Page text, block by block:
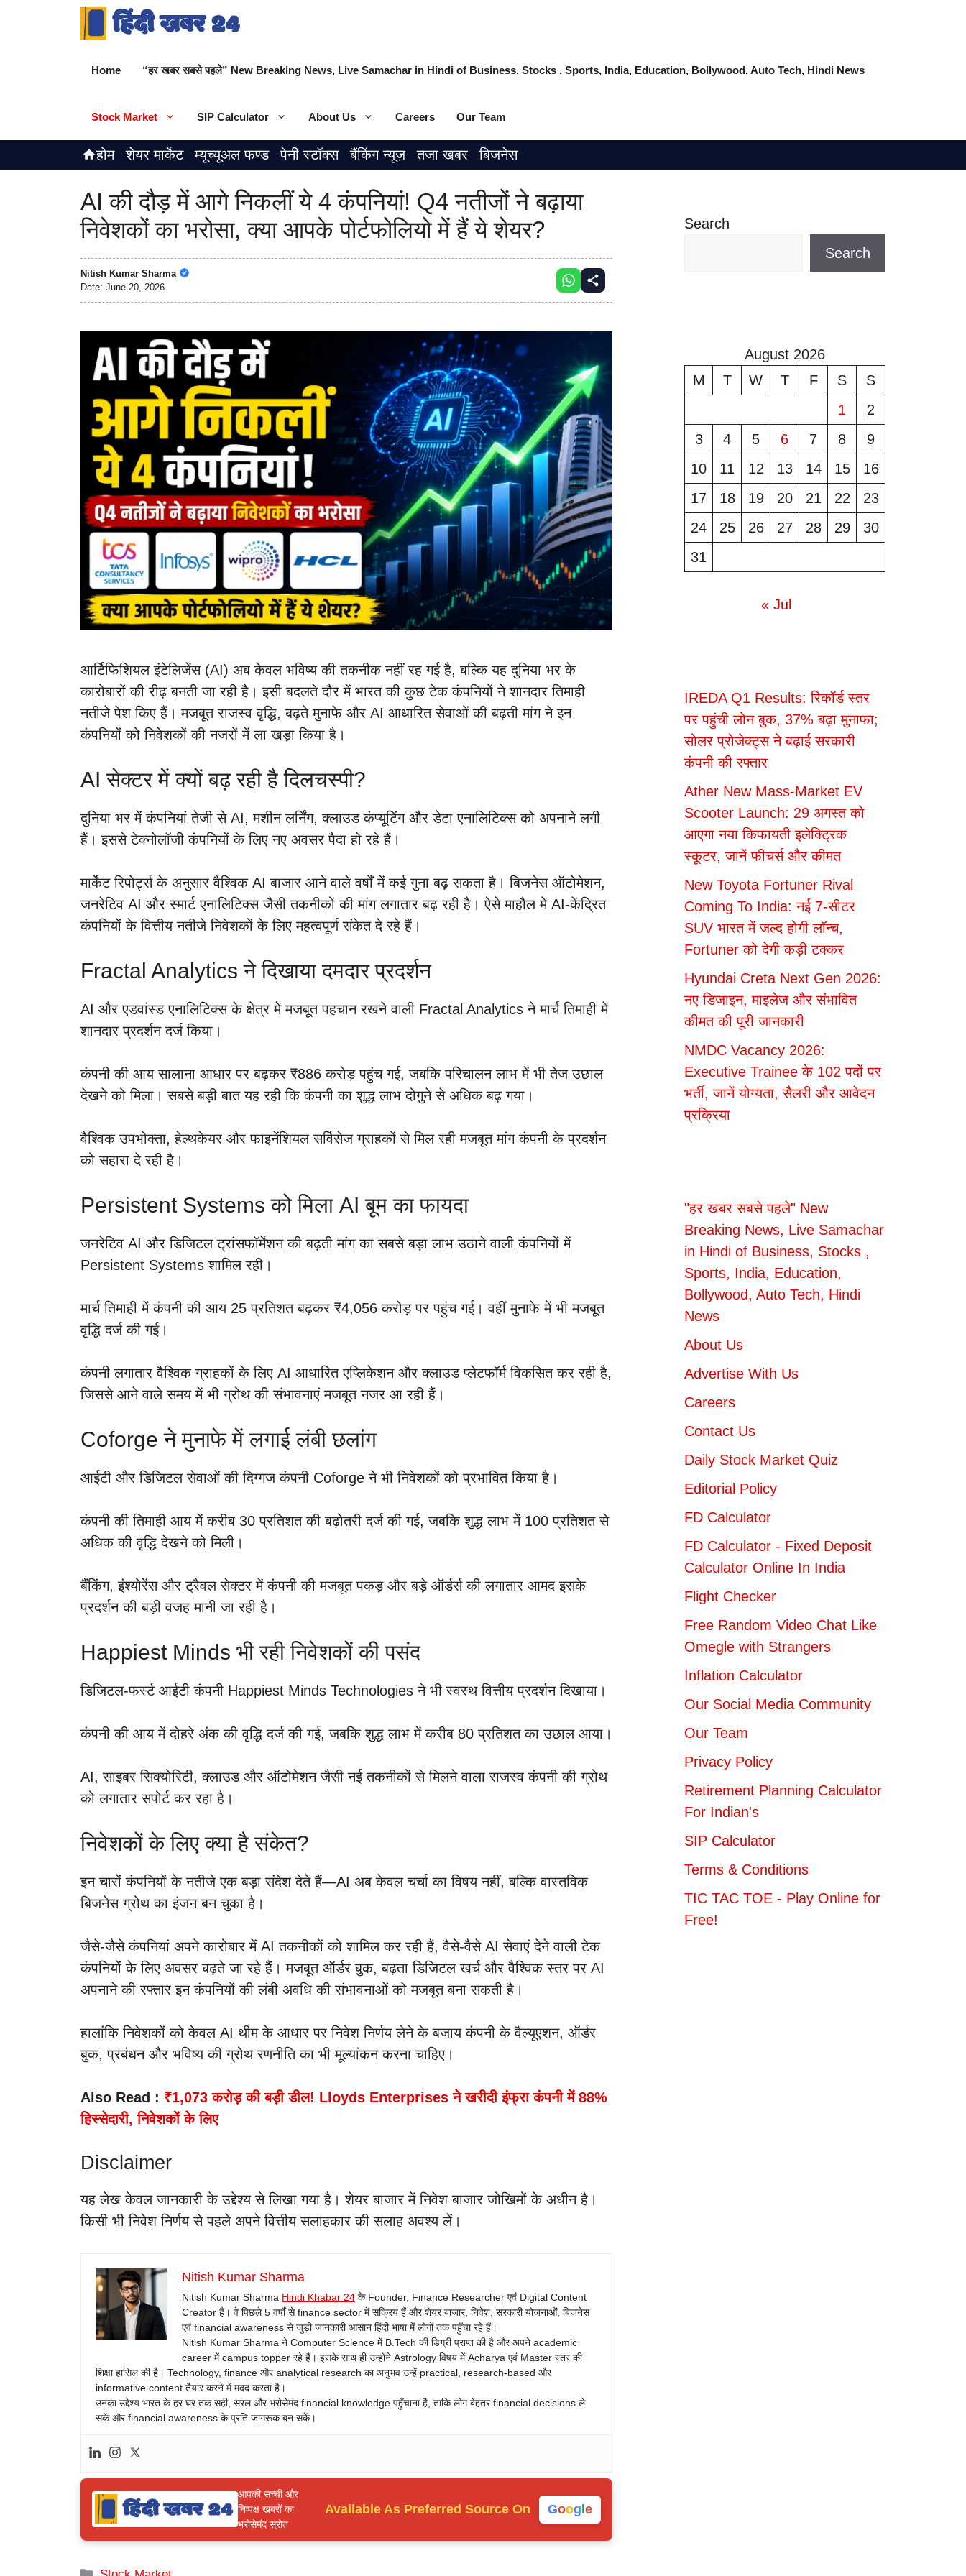
Home “हर खबर सबसे पहले” New Breaking News, Live Samachar in Hindi of Business, Stocks , Sports, India, Education, Bollywood, Auto Tech, Hindi News
Stock Market SIP Calculator About Us Careers Our Team
होम शेयर मार्केट म्यूच्यूअल फण्ड पेनी स्टॉक्स बैंकिंग न्यूज़ तजा खबर बिजनेस
AI की दौड़ में आगे निकलीं ये 4 कंपनियां! Q4 नतीजों ने बढ़ाया
निवेशकों का भरोसा, क्या आपके पोर्टफोलियो में हैं ये शेयर?
Nitish Kumar Sharma
Date: June 20, 2026
आर्टिफिशियल इंटेलिजेंस (AI) अब केवल भविष्य की तकनीक नहीं रह गई है, बल्कि यह दुनिया भर के
कारोबारों की रीढ़ बनती जा रही है। इसी बदलते दौर में भारत की कुछ टेक कंपनियों ने शानदार तिमाही
नतीजे पेश किए हैं। मजबूत राजस्व वृद्धि, बढ़ते मुनाफे और AI आधारित सेवाओं की बढ़ती मांग ने इन
कंपनियों को निवेशकों की नजरों में ला खड़ा किया है।
AI सेक्टर में क्यों बढ़ रही है दिलचस्पी?
दुनिया भर में कंपनियां तेजी से AI, मशीन लर्निंग, क्लाउड कंप्यूटिंग और डेटा एनालिटिक्स को अपनाने लगी
हैं। इससे टेक्नोलॉजी कंपनियों के लिए नए अवसर पैदा हो रहे हैं।
मार्केट रिपोर्ट्स के अनुसार वैश्विक AI बाजार आने वाले वर्षों में कई गुना बढ़ सकता है। बिजनेस ऑटोमेशन,
जनरेटिव AI और स्मार्ट एनालिटिक्स जैसी तकनीकों की मांग लगातार बढ़ रही है। ऐसे माहौल में AI-केंद्रित
कंपनियों के वित्तीय नतीजे निवेशकों के लिए महत्वपूर्ण संकेत दे रहे हैं।
Fractal Analytics ने दिखाया दमदार प्रदर्शन
AI और एडवांस्ड एनालिटिक्स के क्षेत्र में मजबूत पहचान रखने वाली Fractal Analytics ने मार्च तिमाही में
शानदार प्रदर्शन दर्ज किया।
कंपनी की आय सालाना आधार पर बढ़कर ₹886 करोड़ पहुंच गई, जबकि परिचालन लाभ में भी तेज उछाल
देखने को मिला। सबसे बड़ी बात यह रही कि कंपनी का शुद्ध लाभ दोगुने से अधिक बढ़ गया।
वैश्विक उपभोक्ता, हेल्थकेयर और फाइनेंशियल सर्विसेज ग्राहकों से मिल रही मजबूत मांग कंपनी के प्रदर्शन
को सहारा दे रही है।
Persistent Systems को मिला AI बूम का फायदा
जनरेटिव AI और डिजिटल ट्रांसफॉर्मेशन की बढ़ती मांग का सबसे बड़ा लाभ उठाने वाली कंपनियों में
Persistent Systems शामिल रही।
मार्च तिमाही में कंपनी की आय 25 प्रतिशत बढ़कर ₹4,056 करोड़ पर पहुंच गई। वहीं मुनाफे में भी मजबूत
वृद्धि दर्ज की गई।
कंपनी लगातार वैश्विक ग्राहकों के लिए AI आधारित एप्लिकेशन और क्लाउड प्लेटफॉर्म विकसित कर रही है,
जिससे आने वाले समय में भी ग्रोथ की संभावनाएं मजबूत नजर आ रही हैं।
Coforge ने मुनाफे में लगाई लंबी छलांग
आईटी और डिजिटल सेवाओं की दिग्गज कंपनी Coforge ने भी निवेशकों को प्रभावित किया है।
कंपनी की तिमाही आय में करीब 30 प्रतिशत की बढ़ोतरी दर्ज की गई, जबकि शुद्ध लाभ में 100 प्रतिशत से
अधिक की वृद्धि देखने को मिली।
बैंकिंग, इंश्योरेंस और ट्रैवल सेक्टर में कंपनी की मजबूत पकड़ और बड़े ऑर्डर्स की लगातार आमद इसके
प्रदर्शन की बड़ी वजह मानी जा रही है।
Happiest Minds भी रही निवेशकों की पसंद
डिजिटल-फर्स्ट आईटी कंपनी Happiest Minds Technologies ने भी स्वस्थ वित्तीय प्रदर्शन दिखाया।
कंपनी की आय में दोहरे अंक की वृद्धि दर्ज की गई, जबकि शुद्ध लाभ में करीब 80 प्रतिशत का उछाल आया।
AI, साइबर सिक्योरिटी, क्लाउड और ऑटोमेशन जैसी नई तकनीकों से मिलने वाला राजस्व कंपनी की ग्रोथ
को लगातार सपोर्ट कर रहा है।
निवेशकों के लिए क्या है संकेत?
इन चारों कंपनियों के नतीजे एक बड़ा संदेश देते हैं—AI अब केवल चर्चा का विषय नहीं, बल्कि वास्तविक
बिजनेस ग्रोथ का इंजन बन चुका है।
जैसे-जैसे कंपनियां अपने कारोबार में AI तकनीकों को शामिल कर रही हैं, वैसे-वैसे AI सेवाएं देने वाली टेक
कंपनियों के लिए अवसर बढ़ते जा रहे हैं। मजबूत ऑर्डर बुक, बढ़ता डिजिटल खर्च और वैश्विक स्तर पर AI
अपनाने की रफ्तार इन कंपनियों की लंबी अवधि की संभावनाओं को मजबूत बना सकती है।
हालांकि निवेशकों को केवल AI थीम के आधार पर निवेश निर्णय लेने के बजाय कंपनी के वैल्यूएशन, ऑर्डर
बुक, प्रबंधन और भविष्य की ग्रोथ रणनीति का भी मूल्यांकन करना चाहिए।
Also Read : ₹1,073 करोड़ की बड़ी डील! Lloyds Enterprises ने खरीदी इंफ्रा कंपनी में 88%
हिस्सेदारी, निवेशकों के लिए
Disclaimer
यह लेख केवल जानकारी के उद्देश्य से लिखा गया है। शेयर बाजार में निवेश बाजार जोखिमों के अधीन है।
किसी भी निवेश निर्णय से पहले अपने वित्तीय सलाहकार की सलाह अवश्य लें।
Nitish Kumar Sharma
Nitish Kumar Sharma Hindi Khabar 24 के Founder, Finance Researcher एवं Digital Content
Creator हैं। वे पिछले 5 वर्षों से finance sector में सक्रिय हैं और शेयर बाजार, निवेश, सरकारी योजनाओं, बिजनेस
एवं financial awareness से जुड़ी जानकारी आसान हिंदी भाषा में लोगों तक पहुँचा रहे हैं।
Nitish Kumar Sharma ने Computer Science में B.Tech की डिग्री प्राप्त की है और अपने academic
career में campus topper रहे हैं। इसके साथ ही उन्होंने Astrology विषय में Acharya एवं Master स्तर की
शिक्षा हासिल की है। Technology, finance और analytical research का अनुभव उन्हें practical, research-based और
informative content तैयार करने में मदद करता है।
उनका उद्देश्य भारत के हर घर तक सही, सरल और भरोसेमंद financial knowledge पहुँचाना है, ताकि लोग बेहतर financial decisions ले
सकें और financial awareness के प्रति जागरूक बन सकें।
आपकी सच्ची और
निष्पक्ष खबरों का
भरोसेमंद स्रोत
Available As Preferred Source On Google
Search
Search
August 2026
M
T W T F S
S
1
2
3
4 5 6 7 8
9
10
11 12 13 14 15
16
17
18 19 20 21 22
23
24
25 26 27 28 29
30
31
« Jul
IREDA Q1 Results: रिकॉर्ड स्तर
पर पहुंची लोन बुक, 37% बढ़ा मुनाफा;
सोलर प्रोजेक्ट्स ने बढ़ाई सरकारी
कंपनी की रफ्तार
Ather New Mass-Market EV
Scooter Launch: 29 अगस्त को
आएगा नया किफायती इलेक्ट्रिक
स्कूटर, जानें फीचर्स और कीमत
New Toyota Fortuner Rival
Coming To India: नई 7-सीटर
SUV भारत में जल्द होगी लॉन्च,
Fortuner को देगी कड़ी टक्कर
Hyundai Creta Next Gen 2026:
नए डिजाइन, माइलेज और संभावित
कीमत की पूरी जानकारी
NMDC Vacancy 2026:
Executive Trainee के 102 पदों पर
भर्ती, जानें योग्यता, सैलरी और आवेदन
प्रक्रिया
"हर खबर सबसे पहले" New
Breaking News, Live Samachar
in Hindi of Business, Stocks ,
Sports, India, Education,
Bollywood, Auto Tech, Hindi
News
About Us
Advertise With Us
Careers
Contact Us
Daily Stock Market Quiz
Editorial Policy
FD Calculator
FD Calculator - Fixed Deposit
Calculator Online In India
Flight Checker
Free Random Video Chat Like
Omegle with Strangers
Inflation Calculator
Our Social Media Community
Our Team
Privacy Policy
Retirement Planning Calculator
For Indian's
SIP Calculator
Terms & Conditions
TIC TAC TOE - Play Online for
Free!